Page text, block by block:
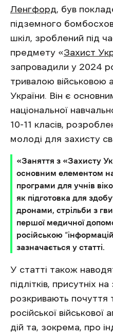
Ленгфорд
, був
підземного
шкіл, зроблений під
предмету «Захист
запровадили у 2024
тривалою військовою
України. Він є
національної
10-11 класів,
молоді для захисту
«Заняття з «Захисту
основним елементом
програми для учнів
як підготовка для
дронами, стрільби з
першої медичної
російською
зазначається у статті.
У статті також
підлітків, присутніх
розкривають почуття
російської військової
дій та, зокрема, про